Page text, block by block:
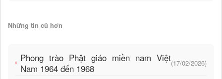
Những tin cũ hơn
Phong trào Phật giáo miền nam Việt
Nam 1964 đến 1968
(17/02/2026)